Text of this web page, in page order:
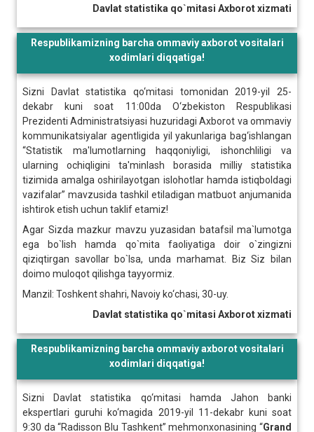
Davlat statistika qo`mitasi Axborot xizmati
Respublikamizning barcha ommaviy axborot vositalari
xodimlari diqqatiga!
Sizni Davlat statistika qo‘mitasi tomonidan 2019-yil 25-
dekabr kuni soat 11:00da O‘zbekiston Respublikasi
Prezidenti Administratsiyasi huzuridagi Axborot va ommaviy
kommunikatsiyalar agentligida yil yakunlariga bag‘ishlangan
“Statistik ma'lumotlarning haqqoniyligi, ishonchliligi va
ularning ochiqligini ta'minlash borasida milliy statistika
tizimida amalga oshirilayotgan islohotlar hamda istiqboldagi
vazifalar” mavzusida tashkil etiladigan matbuot anjumanida
ishtirok etish uchun taklif etamiz!
Agar Sizda mazkur mavzu yuzasidan batafsil ma`lumotga
ega bo`lish hamda qo`mita faoliyatiga doir o`zingizni
qiziqtirgan savollar bo`lsa, unda marhamat. Biz Siz bilan
doimo muloqot qilishga tayyormiz.
Manzil: Toshkent shahri, Navoiy ko‘chasi, 30-uy.
Davlat statistika qo`mitasi Axborot xizmati
Respublikamizning barcha ommaviy axborot vositalari
xodimlari diqqatiga!
Sizni Davlat statistika qo‘mitasi hamda Jahon banki
ekspertlari guruhi ko‘magida 2019-yil 11-dekabr kuni soat
9:30 da “Radisson Blu Tashkent” mehmonxonasining “Grand